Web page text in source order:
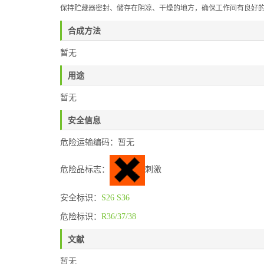
保持贮藏器密封、储存在阴凉、干燥的地方，确保工作间有良好
合成方法
暂无
用途
暂无
安全信息
危险运输编码：暂无
危险品标志： 刺激
安全标识： S26 S36
危险标识： R36/37/38
文献
暂无